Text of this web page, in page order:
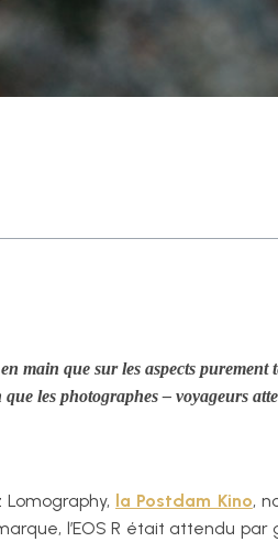
main que sur les aspects
les photographes – voyageurs
la Postdam Kino,
l’EOS R était attendu